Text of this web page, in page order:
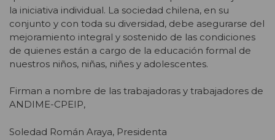
la iniciativa individual. La sociedad chilena, en su
conjunto y con toda su diversidad, debe asegurarse del
mejoramiento integral y sostenido de las condiciones
de quienes están a cargo de la educación formal de
nuestros niños, niñas, niñes y adolescentes.
Firman a nombre de las trabajadoras y trabajadores de
ANDIME-CPEIP,
Soledad Román Araya, Presidenta